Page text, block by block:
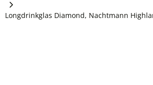
Longdrinkglas Diamond, Nachtmann